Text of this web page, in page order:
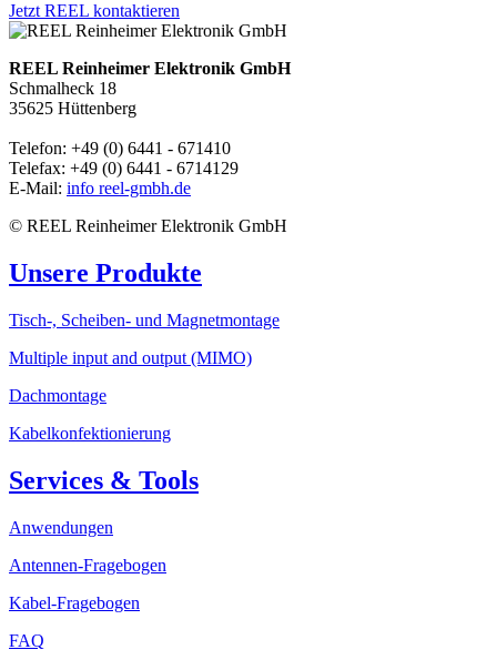
Jetzt REEL kontaktieren
REEL Reinheimer Elektronik GmbH
Schmalheck 18
35625 Hüttenberg
Telefon: +49 (0) 6441 - 671410
Telefax: +49 (0) 6441 - 6714129
E-Mail: info reel-gmbh.de
© REEL Reinheimer Elektronik GmbH
Unsere Produkte
Tisch-, Scheiben- und Magnetmontage
Multiple input and output (MIMO)
Dachmontage
Kabelkonfektionierung
Services & Tools
Anwendungen
Antennen-Fragebogen
Kabel-Fragebogen
FAQ